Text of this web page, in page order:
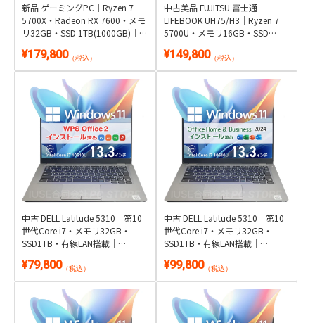
新品 ゲーミングPC｜Ryzen 7
5700X・Radeon RX 7600・メモ
リ32GB・SSD 1TB(1000GB)｜
2024付き
¥179,800（税込）
中古美品 FUJITSU 富士通
LIFEBOOK UH75/H3｜Ryzen 7
5700U・メモリ16GB・SSD
11・Microsoft Office 2024付き
¥149,800（税込）
中古 DELL Latitude 5310｜第10
世代Core i7・メモリ32GB・
SSD1TB・有線LAN搭載｜
¥79,800（税込）
中古 DELL Latitude 5310｜第10
世代Core i7・メモリ32GB・
SSD1TB・有線LAN搭載｜
2024付き
¥99,800（税込）